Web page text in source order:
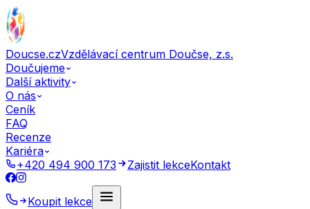
Doucse.czVzdělávací centrum Doučse, z.s.
Doučujeme
Další aktivity
O nás
Ceník
FAQ
Recenze
Kariéra
+420 494 900 173
Zajistit lekceKontakt
Koupit lekce